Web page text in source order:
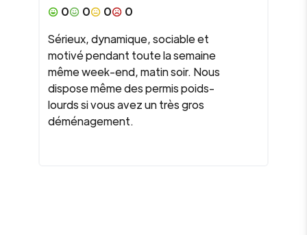
0 0 0
0
Sérieux, dynamique, sociable et
motivé pendant toute la semaine
même week-end, matin soir. Nous
dispose même des permis poids-
lourds si vous avez un très gros
déménagement.